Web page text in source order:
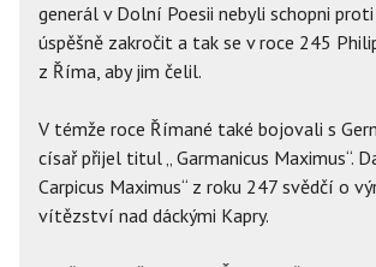
generál v Dolní Poesii nebyli schopni
úspěšně zakročit a tak se v roce 245
z Říma, aby jim čelil.
V témže roce Římané také bojovali s
císař přijel titul „ Garmanicus Maximus“.
Carpicus Maximus“ z roku 247 svědčí o
vítězství nad dáckými Kapry.